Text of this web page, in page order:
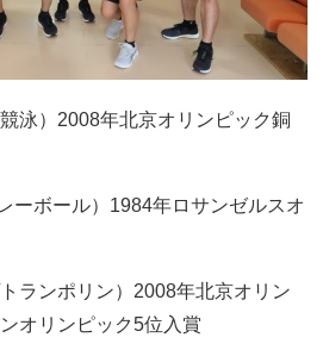
泳）2008年北京オリンピック銅
ーボール）1984年ロサンゼルスオ
ランポリン）2008年北京オリン
オリンピック5位入賞